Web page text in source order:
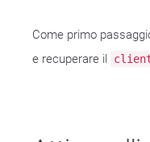
Come primo
e recuperare il